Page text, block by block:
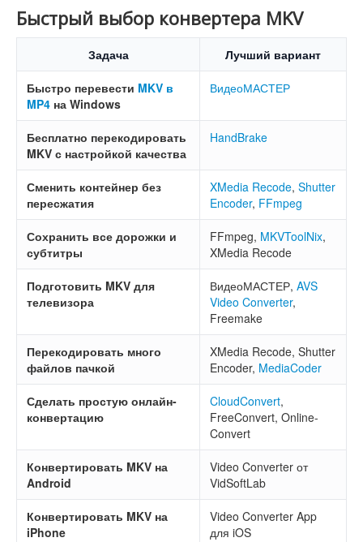
Быстрый выбор конвертера MKV
Задача Лучший вариант
Быстро перевести MKV в
MP4 на Windows
ВидеоМАСТЕР
Бесплатно перекодировать
MKV с настройкой качества
HandBrake
Сменить контейнер без
пересжатия
XMedia Recode, Shutter
Encoder, FFmpeg
Сохранить все дорожки и
субтитры
FFmpeg, MKVToolNix,
XMedia Recode
Подготовить MKV для
телевизора
ВидеоМАСТЕР, AVS
Video Converter,
Freemake
Перекодировать много
файлов пачкой
XMedia Recode, Shutter
Encoder, MediaCoder
Сделать простую онлайн-
конвертацию
CloudConvert,
FreeConvert, Online-
Convert
Конвертировать MKV на
Android
Video Converter от
VidSoftLab
Конвертировать MKV на
iPhone
Video Converter App
для iOS